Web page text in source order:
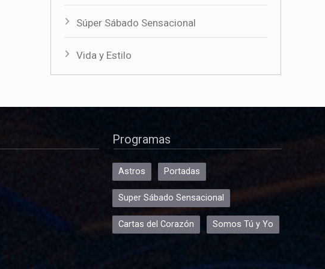
Súper Sábado Sensacional
Vida y Estilo
Programas
Astros Portadas
Super Sábado Sensacional
Cartas del Corazón Somos Tú y Yo